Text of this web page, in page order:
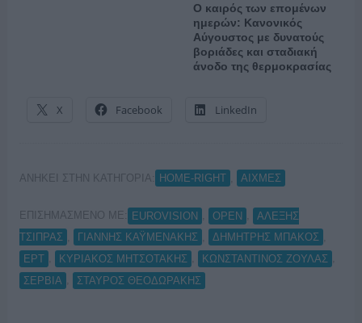
Ο καιρός των επομένων
ημερών: Κανονικός
Αύγουστος με δυνατούς
βοριάδες και σταδιακή
άνοδο της θερμοκρασίας
X Facebook LinkedIn
ΑΝΗΚΕΙ ΣΤΗΝ ΚΑΤΗΓΟΡΙΑ: HOME-RIGHT ΑΙΧΜΕΣ
ΕΠΙΣΗΜΑΣΜΕΝΟ ΜΕ: EUROVISION OPEN
ΑΛΕΞΗΣ
ΤΣΙΠΡΑΣ
ΓΙΑΝΝΗΣ ΚΑΫΜΕΝΑΚΗΣ ΔΗΜΗΤΡΗΣ ΜΠΑΚΟΣ
ΕΡΤ
ΚΥΡΙΑΚΟΣ ΜΗΤΣΟΤΑΚΗΣ ΚΩΝΣΤΑΝΤΙΝΟΣ ΖΟΥΛΑΣ
ΣΕΡΒΙΑ
ΣΤΑΥΡΟΣ ΘΕΟΔΩΡΑΚΗΣ